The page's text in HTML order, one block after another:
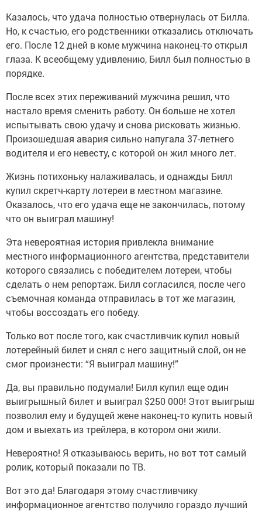
Казалось, что удача полностью отвернулась от Билла.
Но, к счастью, его родственники отказались отключать
его. После 12 дней в коме мужчина наконец-то открыл
глаза. К всеобщему удивлению, Билл был полностью в
порядке.
После всех этих переживаний мужчина решил, что
настало время сменить работу. Он больше не хотел
испытывать свою удачу и снова рисковать жизнью.
Произошедшая авария сильно напугала 37-летнего
водителя и его невесту, с которой он жил много лет.
Жизнь потихоньку налаживалась, и однажды Билл
купил скретч-карту лотереи в местном магазине.
Оказалось, что его удача еще не закончилась, потому
что он выиграл машину!
Эта невероятная история привлекла внимание
местного информационного агентства, представители
которого связались с победителем лотереи, чтобы
сделать о нем репортаж. Билл согласился, после чего
съемочная команда отправилась в тот же магазин,
чтобы воссоздать его победу.
Только вот после того, как счастливчик купил новый
лотерейный билет и снял с него защитный слой, он не
смог произнести: “Я выиграл машину!”
Да, вы правильно подумали! Билл купил еще один
выигрышный билет и выиграл $250 000! Этот выигрыш
позволил ему и будущей жене наконец-то купить новый
дом и выехать из трейлера, в котором они жили.
Невероятно! Я отказываюсь верить, но вот тот самый
ролик, который показали по ТВ.
Вот это да! Благодаря этому счастливчику
информационное агентство получило гораздо лучший